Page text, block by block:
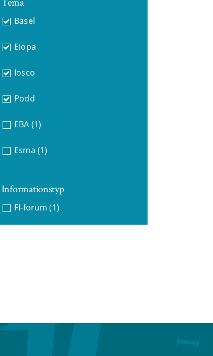
Basel
Eiopa
Iosco
Podd
EBA (1)
Esma (1)
Informationstyp
FI-forum (1)